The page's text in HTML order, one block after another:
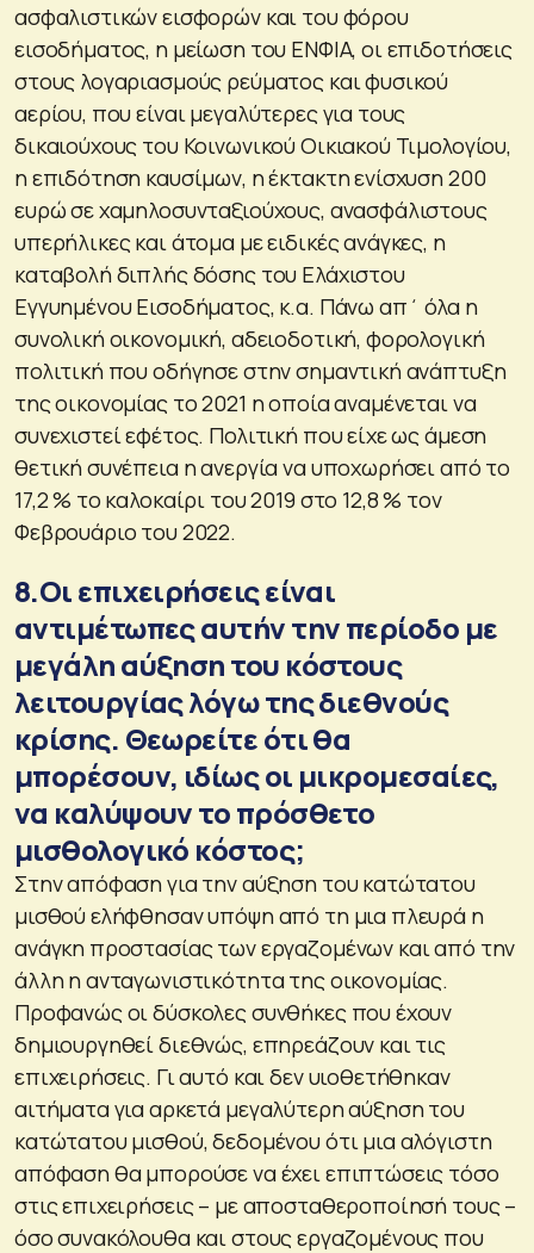
ασφαλιστικών εισφορών και του φόρου
εισοδήματος, η μείωση του ΕΝΦΙΑ, οι επιδοτήσεις
στους λογαριασμούς ρεύματος και φυσικού
αερίου, που είναι μεγαλύτερες για τους
δικαιούχους του Κοινωνικού Οικιακού Τιμολογίου,
η επιδότηση καυσίμων, η έκτακτη ενίσχυση 200
ευρώ σε χαμηλοσυνταξιούχους, ανασφάλιστους
υπερήλικες και άτομα με ειδικές ανάγκες, η
καταβολή διπλής δόσης του Ελάχιστου
Εγγυημένου Εισοδήματος, κ.α. Πάνω απ΄ όλα η
συνολική οικονομική, αδειοδοτική, φορολογική
πολιτική που οδήγησε στην σημαντική ανάπτυξη
της οικονομίας το 2021 η οποία αναμένεται να
συνεχιστεί εφέτος. Πολιτική που είχε ως άμεση
θετική συνέπεια η ανεργία να υποχωρήσει από το
17,2 % το καλοκαίρι του 2019 στο 12,8 % τον
Φεβρουάριο του 2022.
8.Οι επιχειρήσεις είναι
αντιμέτωπες αυτήν την περίοδο με
μεγάλη αύξηση του κόστους
λειτουργίας λόγω της διεθνούς
κρίσης. Θεωρείτε ότι θα
μπορέσουν, ιδίως οι μικρομεσαίες,
να καλύψουν το πρόσθετο
μισθολογικό κόστος;
Στην απόφαση για την αύξηση του κατώτατου
μισθού ελήφθησαν υπόψη από τη μια πλευρά η
ανάγκη προστασίας των εργαζομένων και από την
άλλη η ανταγωνιστικότητα της οικονομίας.
Προφανώς οι δύσκολες συνθήκες που έχουν
δημιουργηθεί διεθνώς, επηρεάζουν και τις
επιχειρήσεις. Γι αυτό και δεν υιοθετήθηκαν
αιτήματα για αρκετά μεγαλύτερη αύξηση του
κατώτατου μισθού, δεδομένου ότι μια αλόγιστη
απόφαση θα μπορούσε να έχει επιπτώσεις τόσο
στις επιχειρήσεις – με αποσταθεροποίησή τους –
όσο συνακόλουθα και στους εργαζομένους που